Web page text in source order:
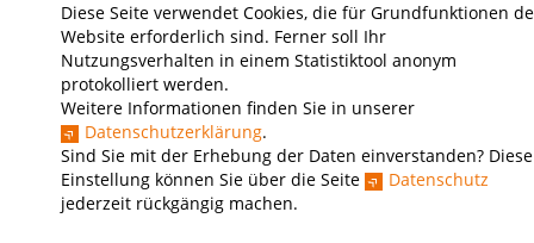
Diese Seite verwendet Cookies, die für Grundfunktionen
Website erforderlich sind. Ferner soll Ihr
Nutzungsverhalten in einem Statistiktool anonym
protokolliert werden.
Weitere Informationen finden Sie in unserer
Datenschutzerklärung.
Sind Sie mit der Erhebung der Daten einverstanden? Diese
Einstellung können Sie über die Seite
Datenschutz
jederzeit rückgängig machen.